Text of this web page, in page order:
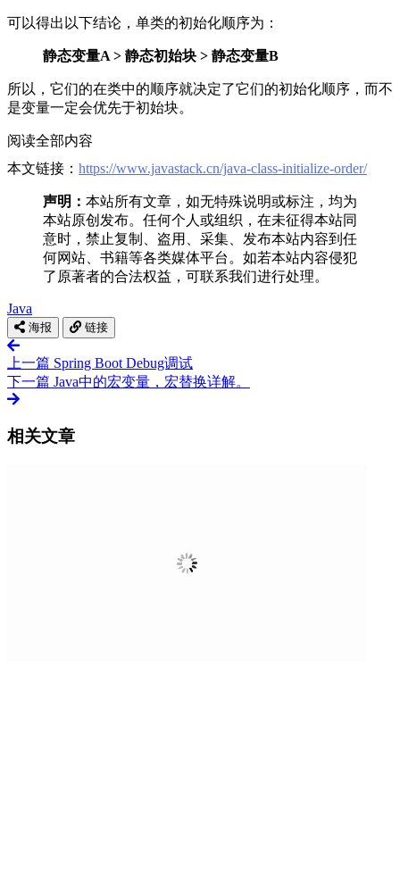
可以得出以下结论，单类的初始化顺序为：
静态变量A > 静态初始块 > 静态变量B
所以，它们的在类中的顺序就决定了它们的初始化顺序，而不
是变量一定会优先于初始块。
阅读全部内容
本文链接： https://www.javastack.cn/java-class-initialize-order/
声明： 本站所有文章，如无特殊说明或标注，均为
本站原创发布。任何个人或组织，在未征得本站同
意时，禁止复制、盗用、采集、发布本站内容到任
何网站、书籍等各类媒体平台。如若本站内容侵犯
了原著者的合法权益，可联系我们进行处理。
Java
海报 链接
上一篇 Spring Boot Debug调试
下一篇 Java中的宏变量，宏替换详解。
相关文章